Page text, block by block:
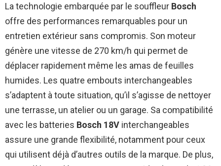
La technologie embarquée par le souffleur Bosch
offre des performances remarquables pour un
entretien extérieur sans compromis. Son moteur
génère une vitesse de 270 km/h qui permet de
déplacer rapidement même les amas de feuilles
humides. Les quatre embouts interchangeables
s’adaptent à toute situation, qu’il s’agisse de nettoyer
une terrasse, un atelier ou un garage. Sa compatibilité
avec les batteries Bosch 18V interchangeables
assure une grande flexibilité, notamment pour ceux
qui utilisent déjà d’autres outils de la marque. De plus,